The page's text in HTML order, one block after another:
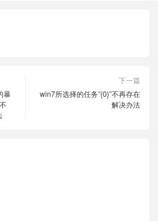
暴
下一篇
win7所选择的任务”{0}”不再存在
解决办法